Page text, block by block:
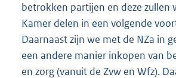
betrokken partijen en deze zullen
Kamer delen in een volgende
Daarnaast zijn we met de NZa in
een andere manier inkopen van
en zorg (vanuit de Zvw en Wfz).